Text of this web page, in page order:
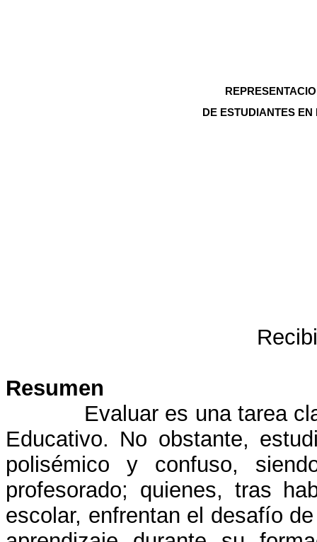
DE ESTUDIANTES
Resumen
Evaluar es una tarea
Educativo. No obstante,
polisémico y confuso,
profesorado; quienes, tras
escolar, enfrentan el desafío